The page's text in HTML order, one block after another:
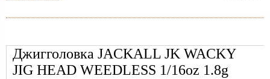
Джигголовка JACKALL JK WACKY
JIG HEAD WEEDLESS 1/16oz 1.8g